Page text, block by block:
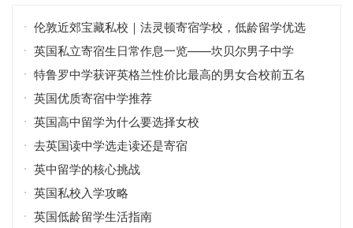
伦敦近郊宝藏私校｜法灵顿寄宿学校，低龄留学优选
英国私立寄宿生日常作息一览——坎贝尔男子中学
特鲁罗中学获评英格兰性价比最高的男女合校前五名
英国优质寄宿中学推荐
英国高中留学为什么要选择女校
去英国读中学选走读还是寄宿
英中留学的核心挑战
英国私校入学攻略
英国低龄留学生活指南